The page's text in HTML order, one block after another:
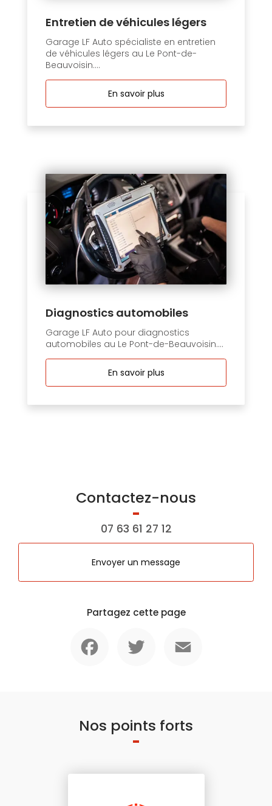
Entretien de véhicules légers
Garage LF Auto spécialiste en entretien
de véhicules légers au Le Pont-de-
Beauvoisin....
En savoir plus
Diagnostics automobiles
Garage LF Auto pour diagnostics
automobiles au Le Pont-de-Beauvoisin....
En savoir plus
Contactez-nous
07 63 61 27 12
Envoyer un message
Partagez cette page
Nos points forts